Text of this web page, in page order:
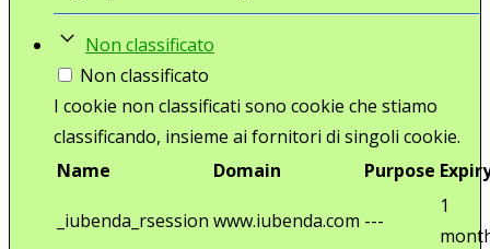
Non classificato
Non classificato
I cookie non classificati sono cookie che stiamo
classificando, insieme ai fornitori di singoli cookie.
Name
Domain Purpose
_iubenda_rsession www.iubenda.com ---
1